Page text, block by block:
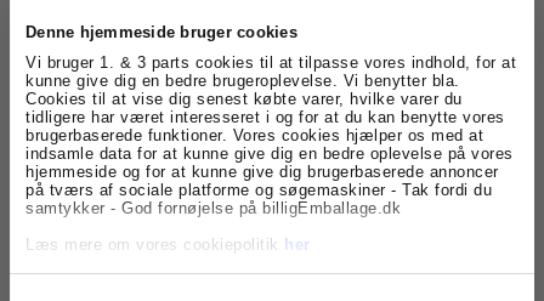
Denne hjemmeside bruger cookies
Vi bruger 1. & 3 parts cookies til at tilpasse vores indhold, for at
kunne give dig en bedre brugeroplevelse. Vi benytter bla.
Cookies til at vise dig senest købte varer, hvilke varer du
tidligere har været interesseret i og for at du kan benytte vores
brugerbaserede funktioner. Vores cookies hjælper os med at
indsamle data for at kunne give dig en bedre oplevelse på vores
hjemmeside og for at kunne give dig brugerbaserede annoncer
på tværs af sociale platforme og søgemaskiner - Tak fordi du
samtykker - God fornøjelse på billigEmballage.dk
Læs mere om vores cookiepolitik
her
100% genbrugspapir
Model/Varenr.: FOK029
Lagerstatus:
På lager
ks.
Tilmeld dig
nyhedsbrevet
Få skarpe tilbud, nyheder og eksklusive
kundefordele, direkte i din indbakke.